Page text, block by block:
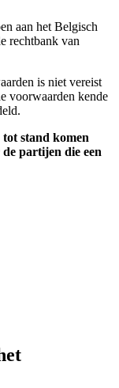
aan het Belgisch
rechtbank van
is niet vereist
voorwaarden kende
stand komen
partijen die een